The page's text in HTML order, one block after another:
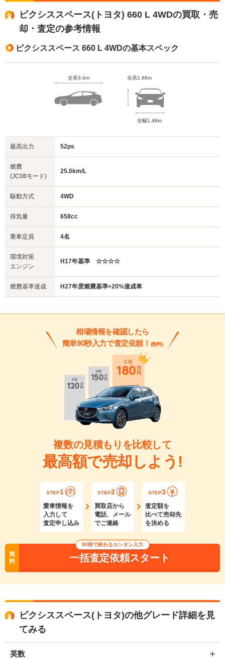
ピクシススペース(トヨタ) 660 L 4WDの買取・売
却・査定の参考情報
ピクシススペース 660 L 4WDの基本スペック
全長3.4m 全高1.66m
全幅1.48m
最高出力 52ps
燃費
(JC08モード)
25.0km/L
駆動方式 4WD
排気量 658cc
乗車定員 4名
環境対策
エンジン
H17年基準 ☆☆☆☆
燃費基準達成 H27年度燃費基準+20%達成車
相場情報を確認したら
簡単90秒入力で査定依頼！ (無料)
複数の見積もりを比較して
最高額で売却しよう!
STEP1
愛車情報を
入力して
査定申し込み
STEP2
買取店から
電話、メール
でご連絡
STEP3
査定額を
比べて売却先
を決める
無
料
90秒で終わるカンタン入力
一括査定依頼スタート
ピクシススペース(トヨタ)の他グレード詳細を見
てみる
英数